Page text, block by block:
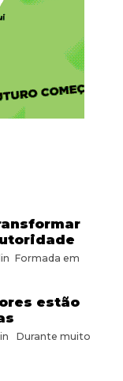
Formada em
estão
Durante muito